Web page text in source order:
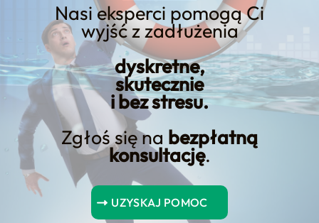
Nasi eksperci pomogą Ci
wyjść z zadłużenia
dyskretne,
skutecznie
i bez stresu.
Zgłoś się na bezpłatną
konsultację.
UZYSKAJ POMOC
Aktualizacje podatkowe
od sprzedaży
nieruchomości: Kto płaci
i jak unikać
Spis Treści
Przepisy podatkowe dotyczące sprzedaży nieruchomości